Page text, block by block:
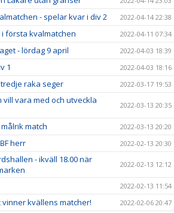
- spelar kvar i div 2 2022-04-14 22:38
i första kvalmatchen 2022-04-11 07:34
- lördag 9 april 2022-04-03 18:39
1 2022-04-03 18:16
tredje raka seger 2022-03-17 19:53
vill vara med och utveckla
2022-03-13 20:35
match 2022-03-13 20:20
herr 2022-02-13 20:30
- ikväll 18.00 när
2022-02-13 12:12
2022-02-13 11:54
kvällens matcher! 2022-02-06 20:47